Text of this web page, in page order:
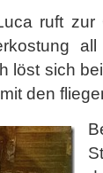
ruft zur
löst sich
den